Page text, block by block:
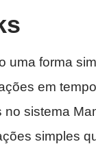
uma forma
em
sistema
simples